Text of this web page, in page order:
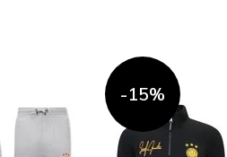
-15%